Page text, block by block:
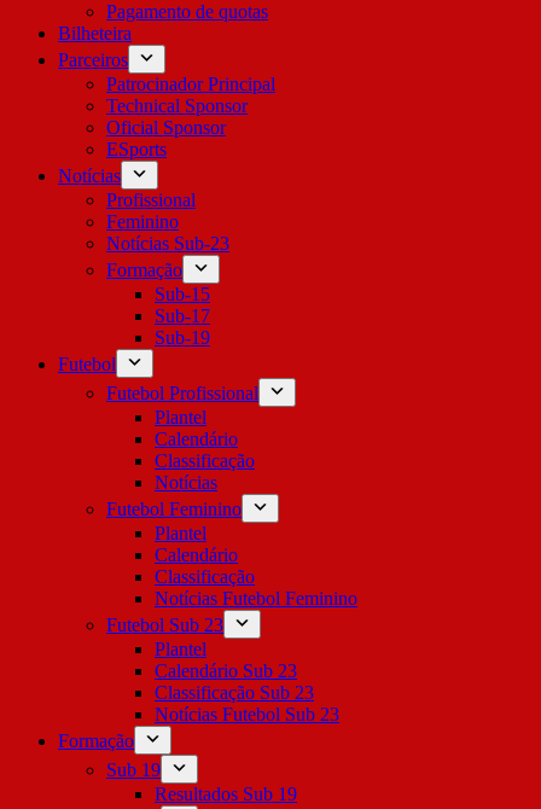
Pagamento de quotas
Bilheteira
Parceiros
Patrocinador Principal
Technical Sponsor
Oficial Sponsor
ESports
Notícias
Profissional
Feminino
Notícias Sub-23
Formação
Sub-15
Sub-17
Sub-19
Futebol
Futebol Profissional
Plantel
Calendário
Classificação
Notícias
Futebol Feminino
Plantel
Calendário
Classificação
Notícias Futebol Feminino
Futebol Sub 23
Plantel
Calendário Sub 23
Classificação Sub 23
Notícias Futebol Sub 23
Formação
Sub 19
Resultados Sub 19